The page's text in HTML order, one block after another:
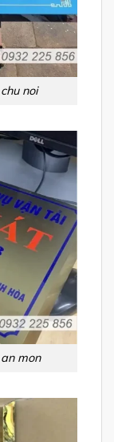
noi
mon